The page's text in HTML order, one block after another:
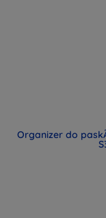
Organizer do